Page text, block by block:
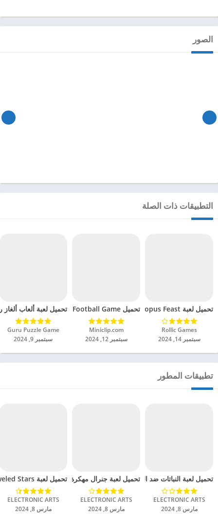
الصور
التطبيقات ذات الصلة
تحميل لعبة Octopus Feast مهكرة للاندرويد 2024
Rollic Games‏
سبتمبر 14, 2024
تحميل Soccer Hero PvP Football Game مهكرة للاندرويد 2024
Miniclip.com‏
سبتمبر 12, 2024
تحميل لعبة ألعاب ألغاز
Guru Puzzle Game‏
سبتمبر 9, 2024
تطبيقات المطور
تحميل لعبة النباتات ضد الزومبي مهكرة للاندرويد 2024
ELECTRONIC ARTS‏
مارس 8, 2024
تحميل لعبة جنرال مهكرة للاندرويد 2024
ELECTRONIC ARTS‏
مارس 8, 2024
تحميل لعبة Bejeweled Stars مهكرة للاندرويد 2024
ELECTRONIC ARTS‏
مارس 8, 2024